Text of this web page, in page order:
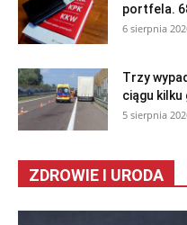
portfela.
6 sierpnia
Trzy
ciągu kilku
5 sierpnia
ZDROWIE I URODA